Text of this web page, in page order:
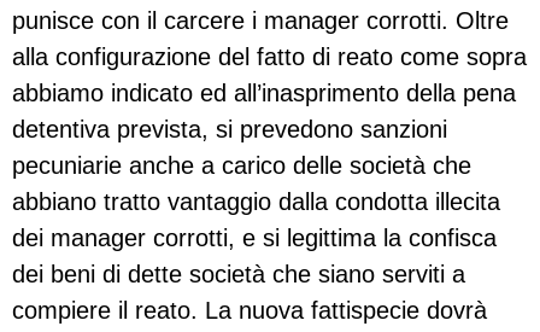
punisce con il carcere i manager corrotti. Oltre
alla configurazione del fatto di reato come sopra
abbiamo indicato ed all’inasprimento della pena
detentiva prevista, si prevedono sanzioni
pecuniarie anche a carico delle società che
abbiano tratto vantaggio dalla condotta illecita
dei manager corrotti, e si legittima la confisca
dei beni di dette società che siano serviti a
compiere il reato. La nuova fattispecie dovrà